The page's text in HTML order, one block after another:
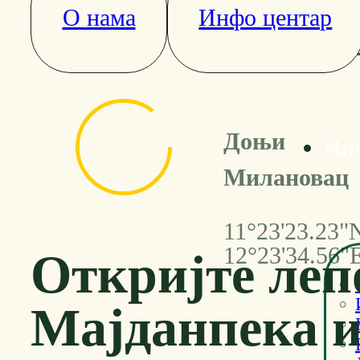
О нама Инфо центар
Доњи
Милановац
Откријте
Мајданпека
Мајданпек
ЗАГРЉАЈ ПРИРОДЕ
Доњи Милановац
ГДЕ ДУНАВ И